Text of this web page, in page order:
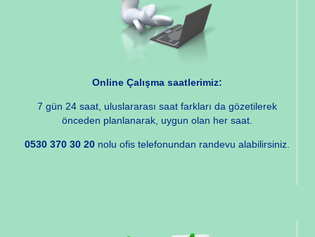
Online Çalışma saatlerimiz:
7 gün 24 saat, uluslararası saat farkları da gözetilerek
önceden planlanarak, uygun olan her saat.
0530 370 30 20 nolu ofis telefonundan randevu alabilirsiniz.